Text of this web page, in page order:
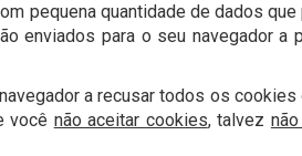
pequena quantidade de dados
enviados para o seu navegador
a recusar todos os
você não aceitar cookies, talvez